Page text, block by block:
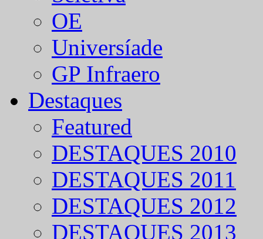
OE
Universíade
GP Infraero
Destaques
Featured
DESTAQUES 2010
DESTAQUES 2011
DESTAQUES 2012
DESTAQUES 2013